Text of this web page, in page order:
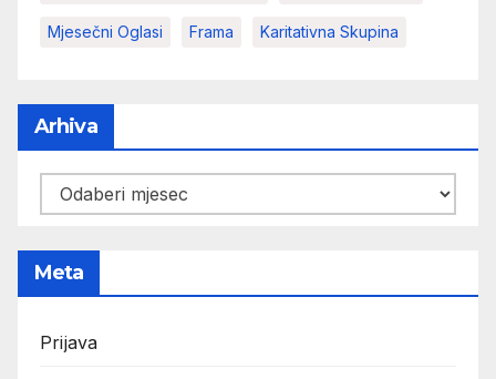
Mjesečni Oglasi Frama Karitativna Skupina
Arhiva
Arhiva
Meta
Prijava